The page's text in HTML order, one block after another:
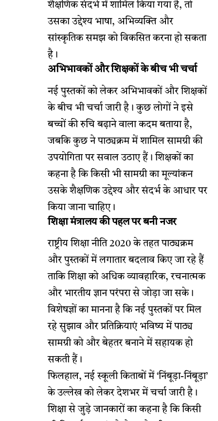
शैक्षणिक संदर्भ में शामिल किया गया है, तो
उसका उद्देश्य भाषा, अभिव्यक्ति और
सांस्कृतिक समझ को विकसित करना हो सकता
है।
अभिभावकों और शिक्षकों के बीच भी चर्चा
नई पुस्तकों को लेकर अभिभावकों और शिक्षकों
के बीच भी चर्चा जारी है। कुछ लोगों ने इसे
बच्चों की रुचि बढ़ाने वाला कदम बताया है,
जबकि कुछ ने पाठ्यक्रम में शामिल सामग्री की
उपयोगिता पर सवाल उठाए हैं। शिक्षकों का
कहना है कि किसी भी सामग्री का मूल्यांकन
उसके शैक्षणिक उद्देश्य और संदर्भ के आधार पर
किया जाना चाहिए।
शिक्षा मंत्रालय की पहल पर बनी नजर
राष्ट्रीय शिक्षा नीति 2020 के तहत पाठ्यक्रम
और पुस्तकों में लगातार बदलाव किए जा रहे हैं
ताकि शिक्षा को अधिक व्यावहारिक, रचनात्मक
और भारतीय ज्ञान परंपरा से जोड़ा जा सके।
विशेषज्ञों का मानना है कि नई पुस्तकों पर मिल
रहे सुझाव और प्रतिक्रियाएं भविष्य में पाठ्य
सामग्री को और बेहतर बनाने में सहायक हो
सकती हैं।
फिलहाल, नई स्कूली किताबों में ‘निंबूड़ा-निंबूड़ा’
के उल्लेख को लेकर देशभर में चर्चा जारी है।
शिक्षा से जुड़े जानकारों का कहना है कि किसी